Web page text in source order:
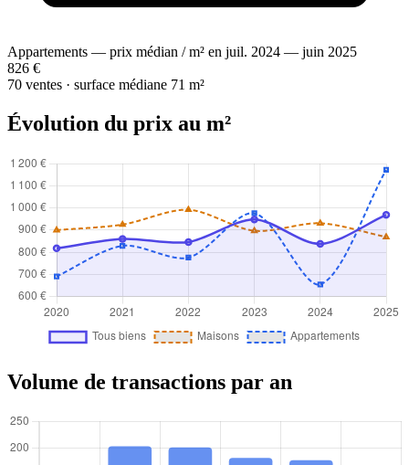
Appartements — prix médian / m² en juil. 2024 — juin 2025
826 €
70 ventes · surface médiane 71 m²
Évolution du prix au m²
Volume de transactions par an